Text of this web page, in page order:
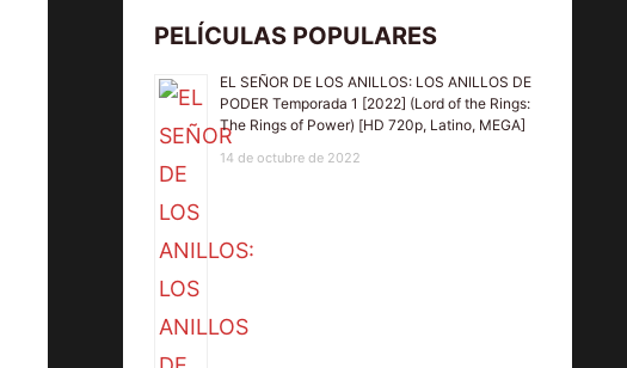
PELÍCULAS POPULARES
EL SEÑOR DE LOS ANILLOS: LOS ANILLOS DE
PODER Temporada 1 [2022] (Lord of the Rings:
The Rings of Power) [HD 720p, Latino, MEGA]
14 de octubre de 2022